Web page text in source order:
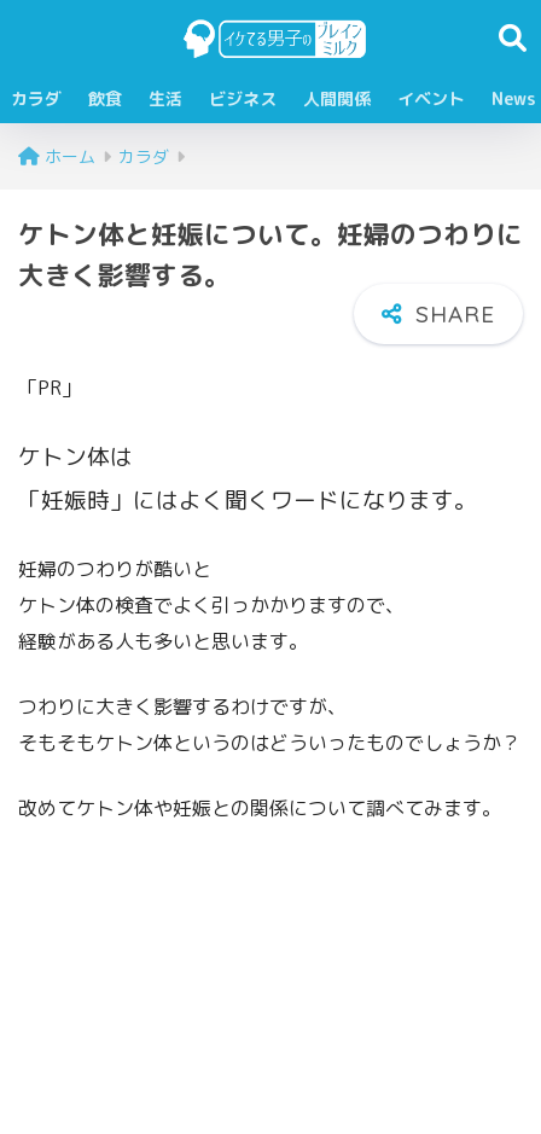
カラダ 飲食 生活 ビジネス 人間関係 イベント News
ホーム カラダ
ケトン体と妊娠について。妊婦のつわりに
大きく影響する。
「PR」
ケトン体は
「妊娠時」にはよく聞くワードになります。
妊婦のつわりが酷いと
ケトン体の検査でよく引っかかりますので、
経験がある人も多いと思います。
つわりに大きく影響するわけですが、
そもそもケトン体というのはどういったものでしょうか？
改めてケトン体や妊娠との関係について調べてみます。